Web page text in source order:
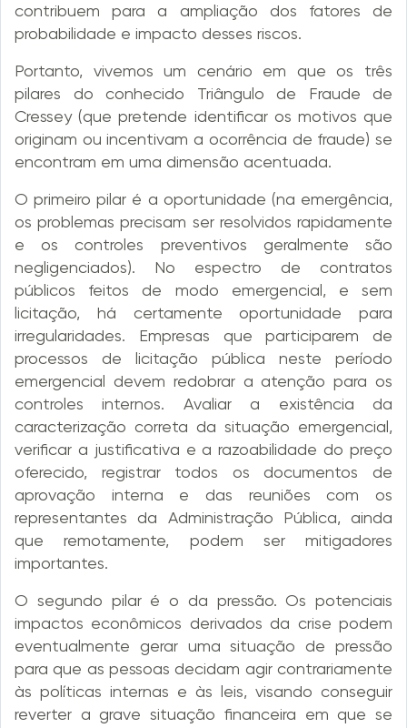
contribuem para a ampliação dos fatores de
probabilidade e impacto desses riscos.
Portanto, vivemos um cenário em que os três
pilares do conhecido Triângulo de Fraude de
Cressey (que pretende identificar os motivos que
originam ou incentivam a ocorrência de fraude) se
encontram em uma dimensão acentuada.
O primeiro pilar é a oportunidade (na emergência,
os problemas precisam ser resolvidos rapidamente
e os controles preventivos geralmente são
negligenciados). No espectro de contratos
públicos feitos de modo emergencial, e sem
licitação, há certamente oportunidade para
irregularidades. Empresas que participarem de
processos de licitação pública neste período
emergencial devem redobrar a atenção para os
controles internos. Avaliar a existência da
caracterização correta da situação emergencial,
verificar a justificativa e a razoabilidade do preço
oferecido, registrar todos os documentos de
aprovação interna e das reuniões com os
representantes da Administração Pública, ainda
que remotamente, podem ser mitigadores
importantes.
O segundo pilar é o da pressão. Os potenciais
impactos econômicos derivados da crise podem
eventualmente gerar uma situação de pressão
para que as pessoas decidam agir contrariamente
às políticas internas e às leis, visando conseguir
reverter a grave situação financeira em que se